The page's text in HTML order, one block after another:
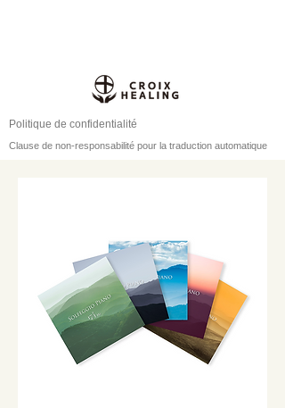
Politique de confidentialité
Clause de non-responsabilité pour la traduction automatique